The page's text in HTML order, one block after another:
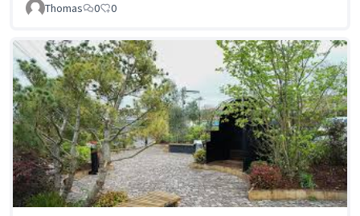
Thomas
0 0